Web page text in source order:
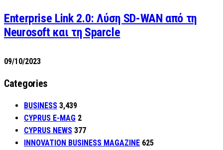
Enterprise Link 2.0: Λύση SD-WAN από τη
Neurosoft και τη Sparcle
09/10/2023
Categories
BUSINESS 3,439
CYPRUS E-MAG 2
CYPRUS NEWS 377
INNOVATION BUSINESS MAGAZINE 625